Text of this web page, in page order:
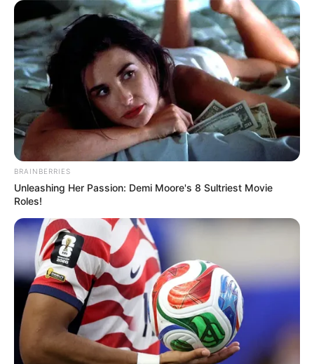
BRAINBERRIES
Unleashing Her Passion: Demi Moore's 8 Sultriest Movie
Roles!